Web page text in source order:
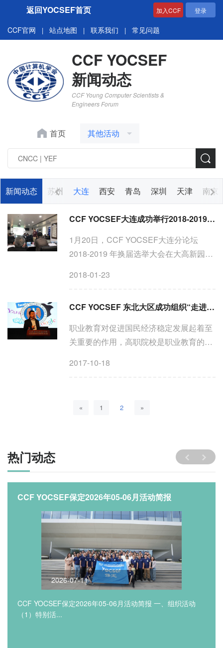
返回YOCSEF首页 加入CCF 登录
CCF官网 | 站点地图 | 联系我们 | 常见问题
CCF YOCSEF
新闻动态
CCF Young Computer Scientists &
Engineers Forum
首页 其他活动
新闻动态
都 郑州 苏州 大连 西安 青岛 深圳 天津 南京
CCF YOCSEF大连成功举行2018-2019年度换届选举
1月20日，CCF YOCSEF大连分论坛
2018-2019 年换届选举大会在大高新园区
员、学术秘书、天津理工大学教授罗训、
俊宇博士以及CCF YOCSEF大连...
2018-01-23
CCF YOCSEF 东北大区成功组织“走进大连职业技术学院”活动
职业教育对促进国民经济稳定发展起着至
关重要的作用，高职院校是职业教育的践
和管理第一线需要的高技能人才的使命。
2017-10-18
« 1 2 »
热门动态
CCF YOCSEF保定2026年05-06月活动简报
2026-07-11
CCF YOCSEF保定2026年05-06月活动简报 一、组织活动
（1）特别活...